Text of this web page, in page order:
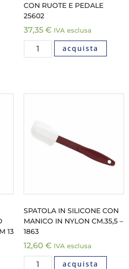
CON RUOTE E PEDALE
25602
37,35 € IVA esclusa
acquista
13
SPATOLA IN SILICONE CON
MANICO IN NYLON CM.35,5 –
1863
12,60 € IVA esclusa
acquista